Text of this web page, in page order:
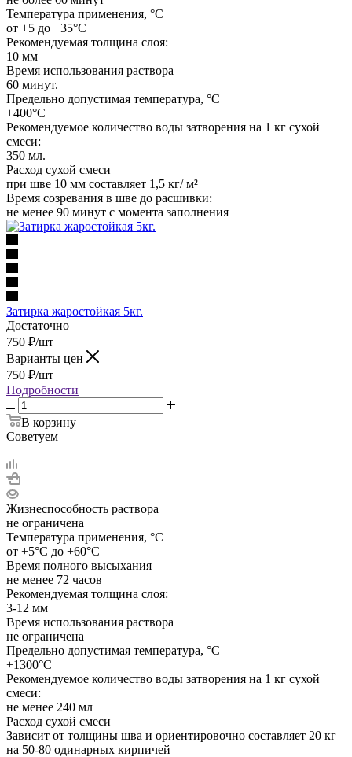
Температура применения, °C
от +5 до +35°С
Рекомендуемая толщина слоя:
10 мм
Время использования раствора
60 минут.
Предельно допустимая температура, °C
+400°С
Рекомендуемое количество воды затворения на 1 кг сухой
смеси:
350 мл.
Расход сухой смеси
при шве 10 мм составляет 1,5 кг/ м²
Время созревания в шве до расшивки:
не менее 90 минут с момента заполнения
Затирка жаростойкая 5кг.
Достаточно
750 ₽/шт
Варианты цен
750 ₽/шт
Подробности
В корзину
Советуем
Жизнеспособность раствора
не ограничена
Температура применения, °C
от +5°С до +60°С
Время полного высыхания
не менее 72 часов
Рекомендуемая толщина слоя:
3-12 мм
Время использования раствора
не ограничена
Предельно допустимая температура, °C
+1300°С
Рекомендуемое количество воды затворения на 1 кг сухой
смеси:
не менее 240 мл
Расход сухой смеси
Зависит от толщины шва и ориентировочно составляет 20 кг
на 50-80 одинарных кирпичей